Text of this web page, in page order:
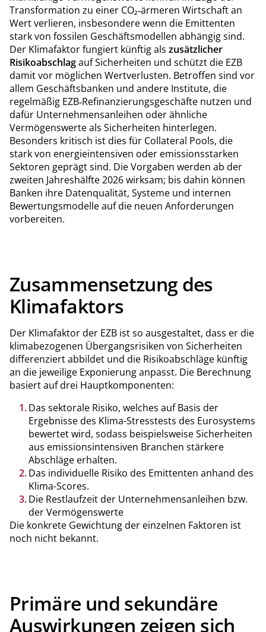
Transformation zu einer CO₂‑ärmeren Wirtschaft an
Wert verlieren, insbesondere wenn die Emittenten
stark von fossilen Geschäftsmodellen abhängig sind.
Der Klimafaktor fungiert künftig als zusätzlicher
Risikoabschlagauf Sicherheiten und schützt die EZB
damit vor möglichen Wertverlusten. Betroffen sind vor
allem Geschäftsbanken und andere Institute, die
regelmäßig EZB‑Refinanzierungsgeschäfte nutzen und
dafür Unternehmensanleihen oder ähnliche
Vermögenswerte als Sicherheiten hinterlegen.
Besonders kritisch ist dies für Collateral Pools, die
stark von energieintensiven oder emissionsstarken
Sektoren geprägt sind. Die Vorgaben werden ab der
zweiten Jahreshälfte 2026 wirksam; bis dahin können
Banken ihre Datenqualität, Systeme und internen
Bewertungsmodelle auf die neuen Anforderungen
vorbereiten.
Zusammensetzung des
Klimafaktors
Der Klimafaktor der EZB ist so ausgestaltet, dass er die
klimabezogenen Übergangsrisiken von Sicherheiten
differenziert abbildet und die Risikoabschläge künftig
an die jeweilige Exponierung anpasst. Die Berechnung
basiert auf drei Hauptkomponenten:
Das sektorale Risiko, welches auf Basis der
Ergebnisse des Klima-Stresstests des Eurosystems
bewertet wird, sodass beispielsweise Sicherheiten
aus emissionsintensiven Branchen stärkere
Abschläge erhalten.
Das individuelle Risiko des Emittenten anhand des
Klima-Scores.
Die Restlaufzeit der Unternehmensanleihen bzw.
der Vermögenswerte
Die konkrete Gewichtung der einzelnen Faktoren ist
noch nicht bekannt.
Primäre und sekundäre
Auswirkungen zeigen sich